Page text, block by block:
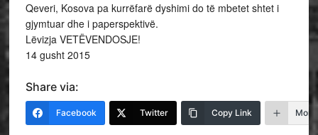
Qeveri, Kosova pa kurrëfarë dyshimi do të mbetet shtet i
gjymtuar dhe i paperspektivë.
Lëvizja VETËVENDOSJE!
14 gusht 2015
Share via:
Facebook Twitter Copy Link More